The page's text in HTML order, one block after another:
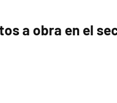
a obra en el